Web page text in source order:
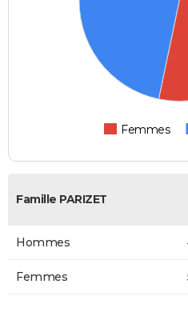
Femmes
Famille PARIZET
Hommes
Femmes